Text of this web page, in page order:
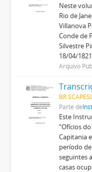
Neste
Rio de
Villanova
Conde de
Silvestre
18/04/
Arquivo
BR
Parte de
Este
“Ofícios
Capitania
período
seguintes
casas